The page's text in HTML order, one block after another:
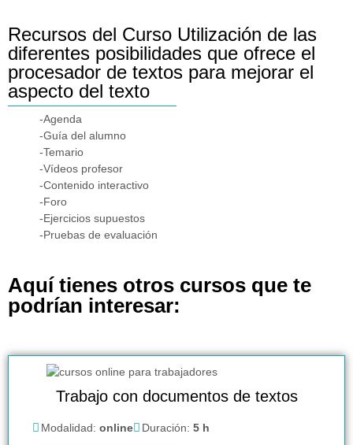
Recursos del Curso Utilización de las
diferentes posibilidades que ofrece el
procesador de textos para mejorar el
aspecto del texto
-Agenda
-Guía del alumno
-Temario
-Vídeos profesor
-Contenido interactivo
-Foro
-Ejercicios supuestos
-Pruebas de evaluación
Aquí tienes otros cursos que te
podrían interesar:
Trabajo con documentos de textos
Modalidad: online Duración: 5 h